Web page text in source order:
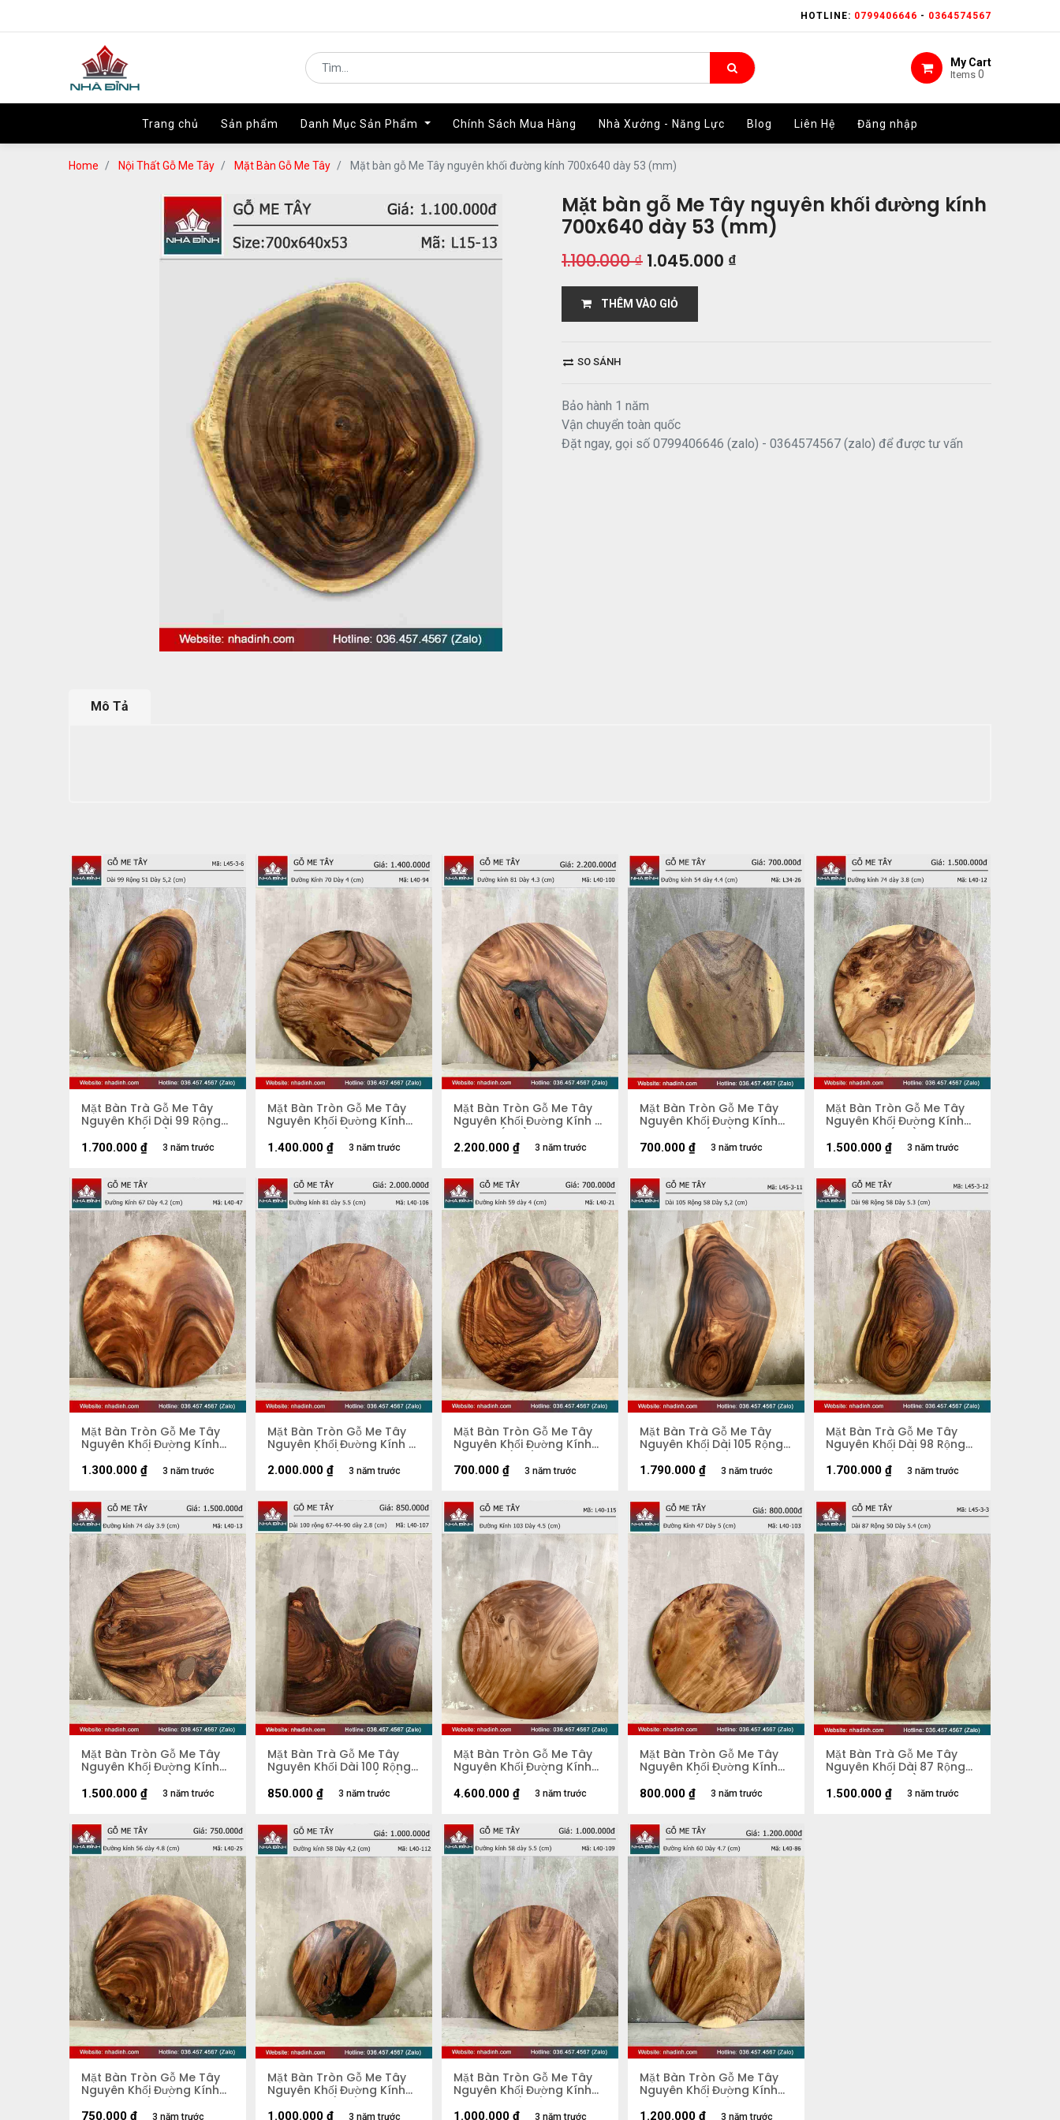
HOTLINE: 0799406646 - 0364574567
My Cart
Items 0
Trang chủ Sản phẩm Danh Mục Sản Phẩm Chính Sách Mua Hàng Nhà Xưởng - Năng Lực Blog Liên Hệ Đăng nhập
HOTLINE: 0799406646 - 0364574567
My Cart
Items 0
Trang chủ Sản phẩm Danh Mục Sản Phẩm Chính Sách Mua Hàng Nhà Xưởng - Năng Lực Blog Liên Hệ Đăng nhập
Home Nội Thất Gỗ Me Tây Mặt Bàn Gỗ Me Tây Mặt bàn gỗ Me Tây nguyên khối đường kính 700x640 dày 53 (mm)
Mặt bàn gỗ Me Tây nguyên khối đường kính
700x640 dày 53 (mm)
1.100.000₫ 1.045.000 ₫
THÊM VÀO GIỎ
SO SÁNH
Bảo hành 1 năm
Vận chuyển toàn quốc
Đặt ngay, gọi số 0799406646 (zalo) - 0364574567 (zalo) để được tư vấn
Mô Tả
Mặt Bàn Trà Gỗ Me Tây
Nguyên Khối Dài 99 Rộng
51 Dày 5,2 (cm)
3 năm trước
1.700.000 ₫
Mặt Bàn Tròn Gỗ Me Tây
Nguyên Khối Đường Kính
70 Dày 4 (cm)
3 năm trước
1.400.000 ₫
Mặt Bàn Tròn Gỗ Me Tây
Nguyên Khối Đường Kính 81
Dày 4,3 (cm)
3 năm trước
2.200.000 ₫
Mặt Bàn Tròn Gỗ Me Tây
Nguyên Khối Đường Kính
54 Dày 4.4 (cm)
3 năm trước
700.000 ₫
Mặt Bàn Tròn Gỗ Me Tây
Nguyên Khối Đường Kính
74 Dày 3.8 (cm)
3 năm trước
1.500.000 ₫
Mặt Bàn Tròn Gỗ Me Tây
Nguyên Khối Đường Kính
67 Dày 4,2 (cm)
3 năm trước
1.300.000 ₫
Mặt Bàn Tròn Gỗ Me Tây
Nguyên Khối Đường Kính 81
Dày 5,5 (cm)
3 năm trước
2.000.000 ₫
Mặt Bàn Tròn Gỗ Me Tây
Nguyên Khối Đường Kính
59 Dày 4 (cm)
3 năm trước
700.000 ₫
Mặt Bàn Trà Gỗ Me Tây
Nguyên Khối Dài 105 Rộng
58 Dày 5,2 (cm)
3 năm trước
1.790.000 ₫
Mặt Bàn Trà Gỗ Me Tây
Nguyên Khối Dài 98 Rộng
58 Dày 5,3 (cm)
3 năm trước
1.700.000 ₫
Mặt Bàn Tròn Gỗ Me Tây
Nguyên Khối Đường Kính
74 Dày 3.9 (cm)
3 năm trước
1.500.000 ₫
Mặt Bàn Trà Gỗ Me Tây
Nguyên Khối Dài 100 Rộng
67-44-90 Dày 2,8 (cm)
3 năm trước
850.000 ₫
Mặt Bàn Tròn Gỗ Me Tây
Nguyên Khối Đường Kính
103 Dày 4,5 (cm)
3 năm trước
4.600.000 ₫
Mặt Bàn Tròn Gỗ Me Tây
Nguyên Khối Đường Kính
47 Dày 5 (cm)
3 năm trước
800.000 ₫
Mặt Bàn Trà Gỗ Me Tây
Nguyên Khối Dài 87 Rộng
50 Dày 5,4 (cm)
3 năm trước
1.500.000 ₫
Mặt Bàn Tròn Gỗ Me Tây
Nguyên Khối Đường Kính
56 Dày 4,8 (cm)
3 năm trước
750.000 ₫
Mặt Bàn Tròn Gỗ Me Tây
Nguyên Khối Đường Kính
58 Dày 4,2 (cm)
3 năm trước
1.000.000 ₫
Mặt Bàn Tròn Gỗ Me Tây
Nguyên Khối Đường Kính
58 Dày 5,5 (cm)
3 năm trước
1.000.000 ₫
Mặt Bàn Tròn Gỗ Me Tây
Nguyên Khối Đường Kính
60 Dày 4.5 (cm)
3 năm trước
1.200.000 ₫